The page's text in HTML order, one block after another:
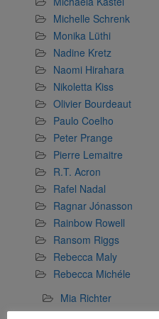
Michelle Schrenk
Monika Lüthi
Nadine Kretz
Naomi Hirahara
Nikoletta Kiss
Olivier Bourdeaut
Paulo Coelho
Peter Prange
Pierre Lemaitre
R.T. Acron
Rafel Nadal
Ragnar Jónasson
Rainbow Rowell
Ransom Riggs
Rebecca Maly
Rebecca Michéle
Mia Richter